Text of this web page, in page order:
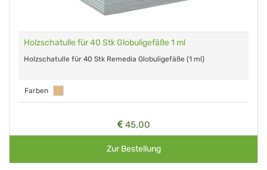
Holzschatulle für 40 Stk Globuligefäße 1 ml
Holzschatulle für 40 Stk Remedia Globuligefäße (1 ml)
Farben
45,00
Zur Bestellung